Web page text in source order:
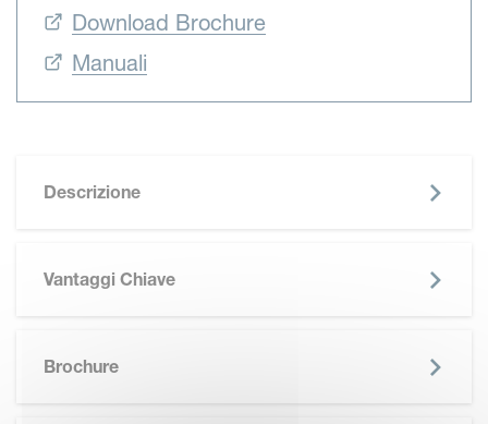
Download Brochure
Manuali
Descrizione
Vantaggi Chiave
Brochure